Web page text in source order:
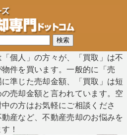
個人」の方々が、「買取」は不
件を買います。一般的に「売
準じた売却金額、「買取」は短
売却金額と言われています。空
の方はお気軽にご相談くださ
産など、不動産売却のお悩みを
！